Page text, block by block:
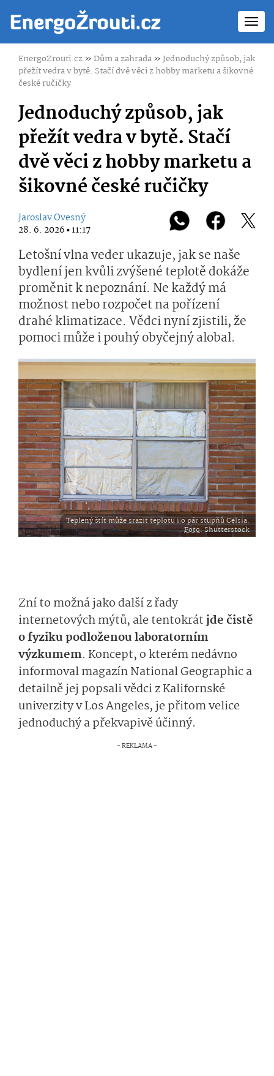
EnergoZrouti.cz»Dům a zahrada» Jednoduchý způsob, jak
přežít vedra v bytě. Stačí dvě věci z hobby marketu a šikovné
české ručičky
Jednoduchý způsob, jak
přežít vedra v bytě. Stačí
dvě věci z hobby marketu a
šikovné české ručičky
Jaroslav Ovesný
28. 6. 2026 ▪ 11:17
Letošní vlna veder ukazuje, jak se naše
bydlení jen kvůli zvýšené teplotě dokáže
proměnit k nepoznání. Ne každý má
možnost nebo rozpočet na pořízení
drahé klimatizace. Vědci nyní zjistili, že
pomoci může i pouhý obyčejný alobal.
Teplený štít může srazit teplotu i o pár stupňů Celsia.
Foto: Shutterstock
Zní to možná jako další z řady
internetových mýtů, ale tentokrátjde čistě
o fyziku podloženou laboratorním
výzkumem. Koncept, o kterém nedávno
informoval magazín National Geographic a
detailně jej popsali vědci z Kalifornské
univerzity v Los Angeles, je přitom velice
jednoduchý a překvapivě účinný.